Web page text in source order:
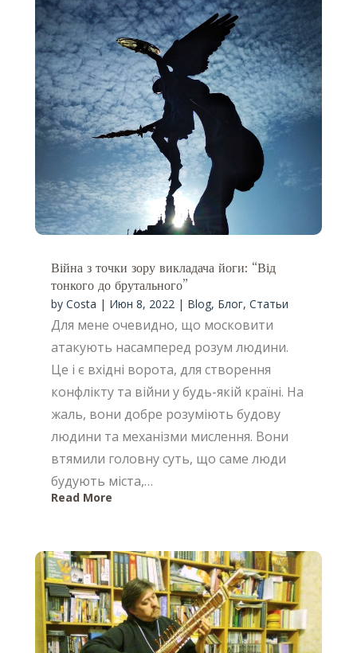
Війна з точки зору викладача йоги: “Від
тонкого до брутального”
by Costa | Июн 8, 2022| Blog, Блог, Статьи
Для мене очевидно, що московити
атакують насамперед розум людини.
Це і є вхідні ворота, для створення
конфлікту та війни у будь-якій країні. На
жаль, вони добре розуміють будову
людини та механізми мислення. Вони
втямили головну суть, що саме люди
будують міста,…
Read More